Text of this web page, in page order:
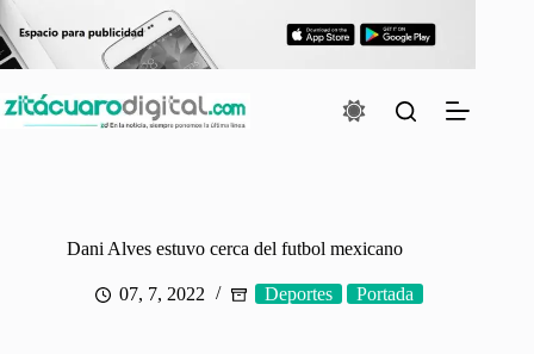
al
contenido
Dani Alves estuvo cerca del futbol mexicano
07, 7, 2022 Deportes Portada